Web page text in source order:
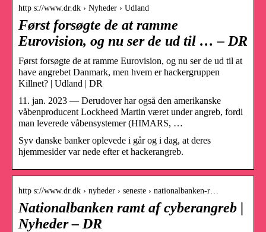
http s://www.dr.dk › Nyheder › Udland
Først forsøgte de at ramme
Eurovision, og nu ser de ud til … – DR
Først forsøgte de at ramme Eurovision, og nu ser de ud til at
have angrebet Danmark, men hvem er hackergruppen
Killnet? | Udland | DR
11. jan. 2023 — Derudover har også den amerikanske
våbenproducent Lockheed Martin været under angreb, fordi
man leverede våbensystemer (HIMARS, …
Syv danske banker oplevede i går og i dag, at deres
hjemmesider var nede efter et hackerangreb.
http s://www.dr.dk › nyheder › seneste › nationalbanken-r…
Nationalbanken ramt af cyberangreb |
Nyheder – DR